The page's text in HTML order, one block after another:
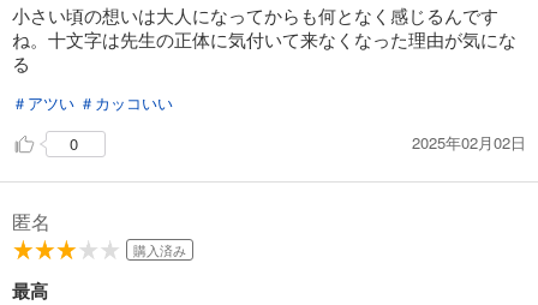
小さい頃の想いは大人になってからも何となく感じるんです
ね。十文字は先生の正体に気付いて来なくなった理由が気にな
る
＃アツい ＃カッコいい
0
2025年02月02日
匿名
購入済み
最高